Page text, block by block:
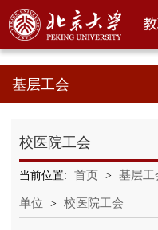
基层工会
校医院工会
当前位置: 首页 > 基层工
单位 > 校医院工会